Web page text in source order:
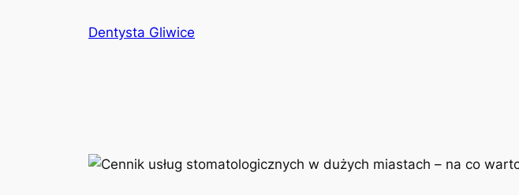
Dentysta Gliwice